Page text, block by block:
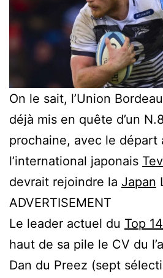
On le sait, l’Union
déjà mis en quête d’un
prochaine, avec le départ
l’international japonais
devrait rejoindre la Japan
ADVERTISEMENT
Le leader actuel du Top 14
haut de sa pile le CV du
Dan du Preez (sept